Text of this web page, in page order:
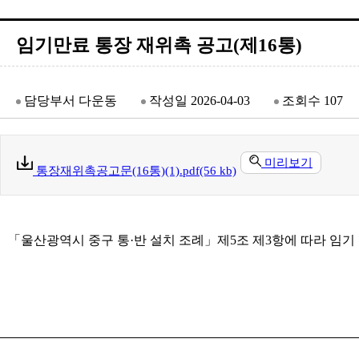
임기만료 통장 재위촉 공고(제16통)
담당부서 다운동 작성일 2026-04-03 조회수 107
통장재위촉공고문(16통)(1).pdf(56 kb)
미리보기
「울산광역시 중구 통·반 설치 조례」제5조 제3항에 따라 임